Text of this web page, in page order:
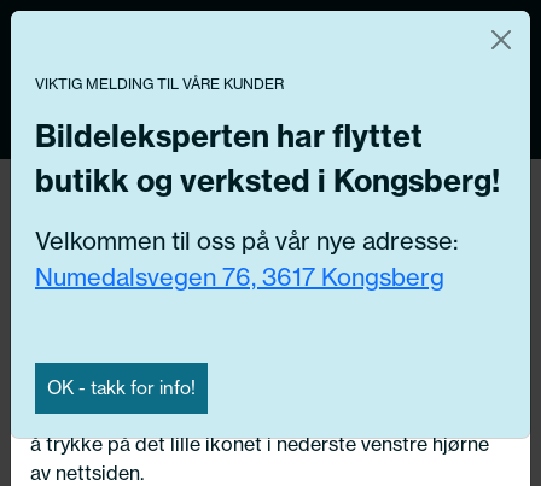
Tilbake
Vi og våre forretningspartnere bruker teknologier,
inkludert informasjonskapsler/«cookies» til å samle
informasjon om deg for forskjellige formål, inkludert:
Funksjonelle, Statistiske, Markedsføring
Ved å trykke «Godta» gir du din tillatelse til alle disse
formålene. Du kan også velge formålet du vil
innstillingene».
Du kan trekke tilbake samtykket ditt til enhver tid ved
å trykke på det lille ikonet i nederste venstre hjørne
av nettsiden.
VIKTIG MELDING TIL VÅRE KUNDER
Bildeleksperten har flyttet
butikk og verksted i Kongsberg!
Velkommen til oss på vår nye adresse:
Numedalsvegen 76, 3617 Kongsberg
OK - takk for info!